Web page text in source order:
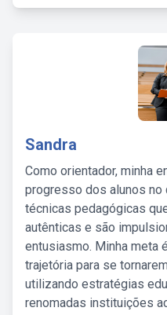
Sandra
Como orientador, minha
progresso dos alunos no
técnicas pedagógicas
autênticas e são
entusiasmo. Minha meta
trajetória para se
utilizando estratégias
renomadas instituições